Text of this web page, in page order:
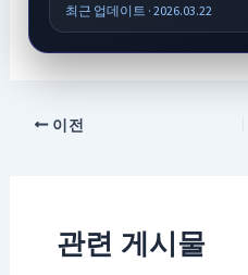
최근 업데이트 · 2026.03.22
이전
관련 게시물